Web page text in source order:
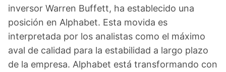
inversor Warren Buffett, ha establecido una
posición en Alphabet. Esta movida es
interpretada por los analistas como el máximo
aval de calidad para la estabilidad a largo plazo
de la empresa. Alphabet está transformando con